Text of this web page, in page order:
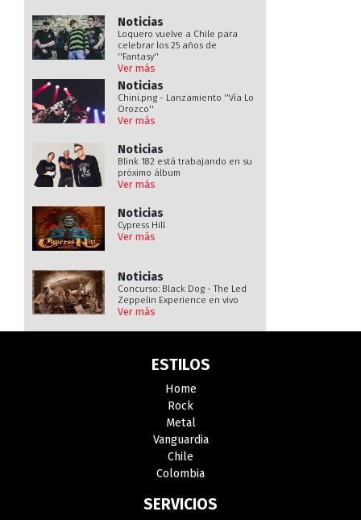
Noticias
Loquero vuelve a Chile para
celebrar los 25 años de
''Fantasy''
Ver más
Noticias
Chini.png - Lanzamiento ''Vía Lo
Orozco''
Ver más
Noticias
Blink 182 está trabajando en su
próximo álbum
Ver más
Noticias
Cypress Hill
Ver más
Noticias
Concurso: Black Dog - The Led
Zeppelin Experience en vivo
Ver más
de artistas
La Hora del Gnomo: Estrenan
novena temporada
Ver más
Noticias
About a Town: Nuevo evento
Ver más
ESTILOS
Home
Rock
Metal
Vanguardia
Chile
Colombia
SERVICIOS